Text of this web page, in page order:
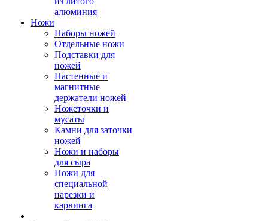
алюминия
Ножи
Наборы ножей
Отдельные ножи
Подставки для
ножей
Настенные и
магнитные
держатели ножей
Ножеточки и
мусаты
Камни для заточки
ножей
Ножи и наборы
для сыра
Ножи для
специальной
нарезки и
карвинга